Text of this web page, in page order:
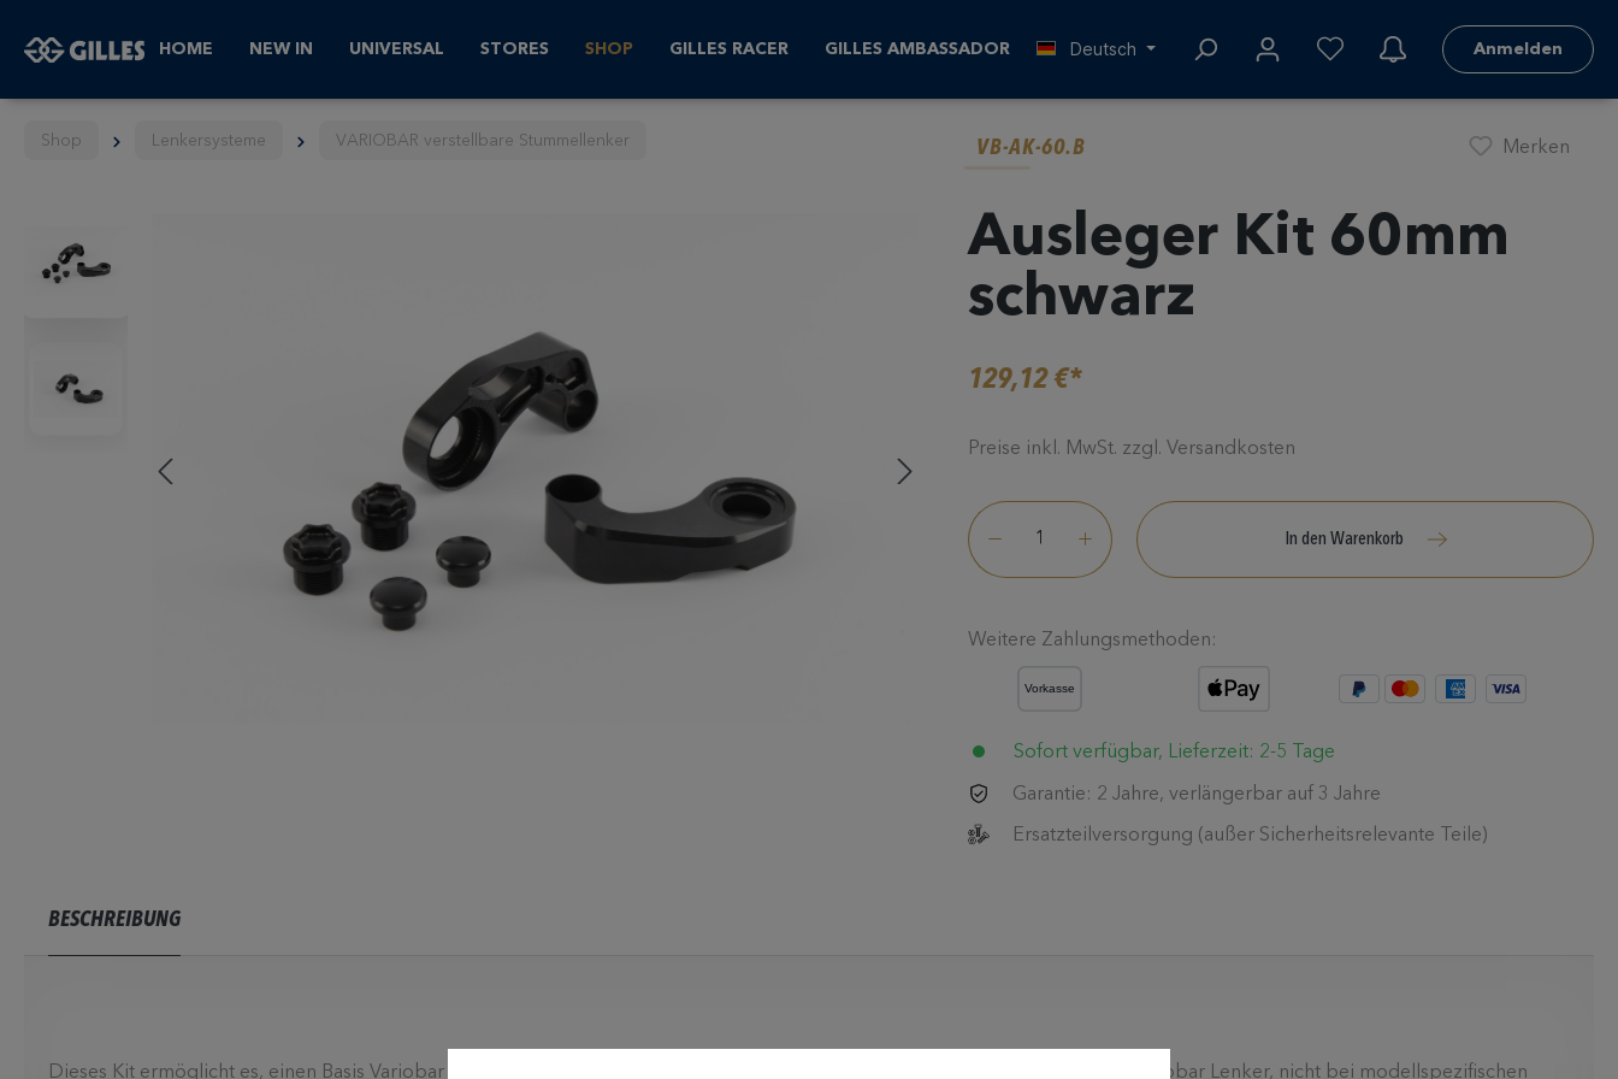
HOME NEW IN UNIVERSAL STORES SHOP GILLES RACER GILLES AMBASSADOR Deutsch Anmelden
Shop Lenkersysteme VARIOBAR verstellbare Stummellenker VB-AK-60.B Merken
Ausleger Kit 60mm
schwarz
129,12 €*
Preise inkl. MwSt. zzgl. Versandkosten
In den Warenkorb
Weitere Zahlungsmethoden:
Sofort verfügbar, Lieferzeit: 2-5 Tage
Garantie: 2 Jahre, verlängerbar auf 3 Jahre
Ersatzteilversorgung (außer Sicherheitsrelevante Teile)
BESCHREIBUNG
Dieses Kit ermöglicht es, einen Basis Variobar mit 60mm langen Auslegern entsprechend höher zu setzen (nur für universale Variobar Lenker, nicht bei modellspezifischen